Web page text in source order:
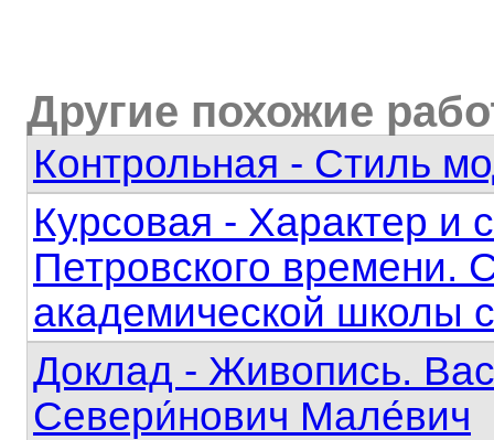
Другие похожие
Контрольная - Стиль
Курсовая - Характер и
Петровского времени.
академической школы
Доклад - Живопись.
Севери́нович Мале́вич